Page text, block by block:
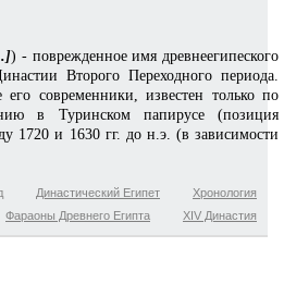
) - поврежденное имя древнеегипеского
Второго Переходного периода.
современники, известен только по
в Туринском папирусе (позиция
1720 и 1630 гг. до н.э. (в зависимости
Хронология
Династический Египет
XIV Династия
Фараоны Древнего Египта